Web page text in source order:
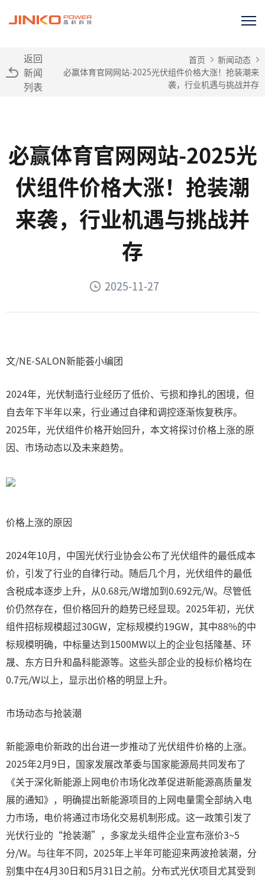
返回
新闻
列表
首页
新闻动态
必赢体育官网网站-2025光伏组件价格大涨！抢装潮来
袭，行业机遇与挑战并存
必赢体育官网网站-2025光
伏组件价格大涨！抢装潮
来袭，行业机遇与挑战并
存
2025-11-27
文/NE-SALON新能荟小编团
2024年，光伏制造行业经历了低价、亏损和挣扎的困境，但
自去年下半年以来，行业通过自律和调控逐渐恢复秩序。
2025年，光伏组件价格开始回升，本文将探讨价格上涨的原
因、市场动态以及未来趋势。
价格上涨的原因
2024年10月，中国光伏行业协会公布了光伏组件的最低成本
价，引发了行业的自律行动。随后几个月，光伏组件的最低
含税成本逐步上升，从0.68元/W增加到0.692元/W。尽管低
价仍然存在，但价格回升的趋势已经显现。2025年初，光伏
组件招标规模超过30GW，定标规模约19GW，其中88%的中
标规模明确，中标量达到1500MW以上的企业包括隆基、环
晟、东方日升和晶科能源等。这些头部企业的投标价格均在
0.7元/W以上，显示出价格的明显上升。
市场动态与抢装潮
新能源电价新政的出台进一步推动了光伏组件价格的上涨。
2025年2月9日，国家发展改革委与国家能源局共同发布了
《关于深化新能源上网电价市场化改革促进新能源高质量发
展的通知》，明确提出新能源项目的上网电量需全部纳入电
力市场，电价将通过市场化交易机制形成。这一政策引发了
光伏行业的“抢装潮”，多家龙头组件企业宣布涨价3~5
分/W。与往年不同，2025年上半年可能迎来两波抢装潮，分
别集中在4月30日和5月31日之前。分布式光伏项目尤其受到